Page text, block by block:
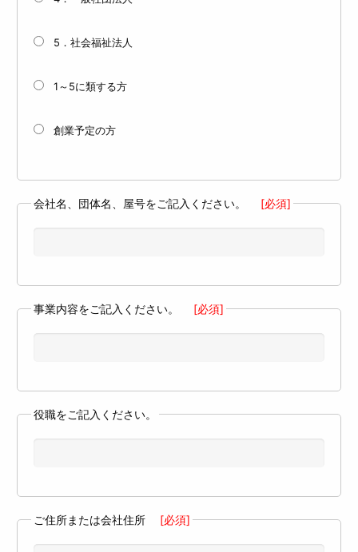
5．社会福祉法人
1～5に類する方
創業予定の方
会社名、団体名、屋号をご記入ください。 [必須]
事業内容をご記入ください。 [必須]
役職をご記入ください。
ご住所または会社住所 [必須]